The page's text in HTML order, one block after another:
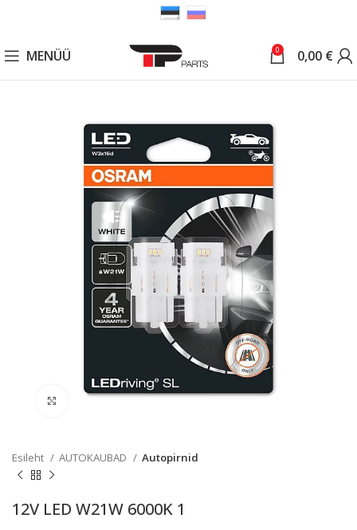
MENÜÜ 0 0,00 €
Kliki lülitamiseks
Esileht AUTOKAUBAD Autopirnid
12V LED W21W 6000K 1